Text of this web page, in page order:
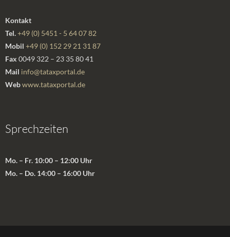
Kontakt
Tel.+49 (0) 5451 - 5 64 07 82
Mobil +49 (0) 152 29 21 31 87
Fax 0049 322 – 23 35 80 41
Mail info@tataxportal.de
Webwww.tataxportal.de
Sprechzeiten
Mo. – Fr. 10:00 – 12:00 Uhr
Mo. – Do. 14:00 – 16:00 Uhr